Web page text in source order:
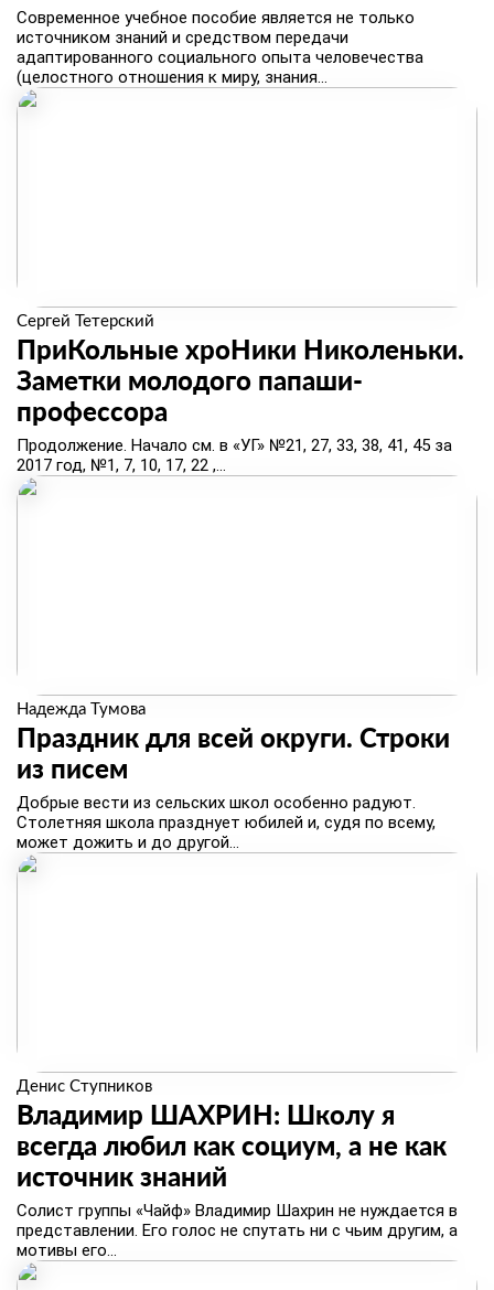
​Современное учебное пособие является не только
источником знаний и средством передачи
адаптированного социального опыта человечества
(целостного отношения к миру, знания...
Сергей Тетерский
ПриКольные хроНики Николеньки.
Заметки молодого папаши-
профессора
​Продолжение. Начало см. в «УГ» №21, 27, 33, 38, 41, 45 за
2017 год, №1, 7, 10, 17, 22 ,...
Надежда Тумова
​Праздник для всей округи. Строки
из писем
Добрые вести из сельских школ особенно радуют.
Столетняя школа празднует юбилей и, судя по всему,
может дожить и до другой...
Денис Ступников
Владимир ШАХРИН: Школу я
всегда любил как социум, а не как
источник знаний
Солист группы «Чайф» Владимир Шахрин не нуждается в
представлении. Его голос не спутать ни с чьим другим, а
мотивы его...